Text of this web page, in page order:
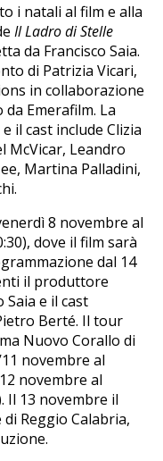
i natali al film e alla
Il Ladro di Stelle
da Francisco Saia.
di Patrizia Vicari,
in collaborazione
Emerafilm. La
il cast include Clizia
McVicar, Leandro
Martina Palladini,
8 novembre al
dove il film sarà
dal 14
il produttore
Saia e il cast
Berté. Il tour
Nuovo Corallo di
novembre al
novembre al
Il 13 novembre il
Reggio Calabria,